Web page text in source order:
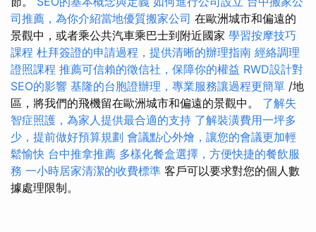
司推薦，為你介紹當地優質搬家公司 在歐洲城市和偏遠的
景觀中，或者乘公共汽車乘巴士到附近國家 學習按摩技巧
課程 杜拜簽證的申請過程，提供清晰的辦理指南 經絡調理
證照課程 推薦可信賴的徵信社，保障你的權益 RWD設計對
SEO的影響 基隆的台胞證辦理，專業服務讓過程更簡單 /地
區，將我們的飛機留在歐洲城市和偏遠的景觀中。 了解失
智症照護，為家人提供最合適的支持 了解裝潢費用一坪多
少，提前做好預算規劃 會議點心外燴，讓您的會議更加輕
鬆愉快 台中推拿推薦 多樣化餐盒選擇，方便快捷的餐飲服
務 一小時居家清潔的收費標準 客戶可以要求對您的個人數
據處理限制。